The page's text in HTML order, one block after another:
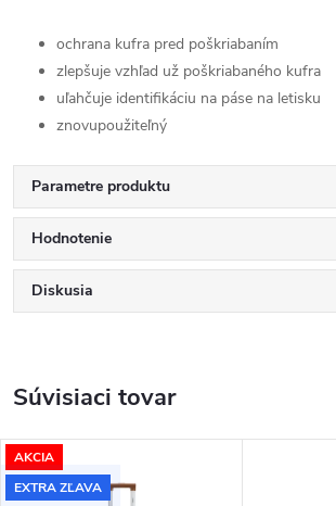
ochrana kufra pred poškriabaním
zlepšuje vzhľad už poškriabaného kufra
uľahčuje identifikáciu na páse na letisku
znovupoužiteľný
Parametre produktu
Hodnotenie
Diskusia
Súvisiaci tovar
AKCIA
EXTRA ZĽAVA